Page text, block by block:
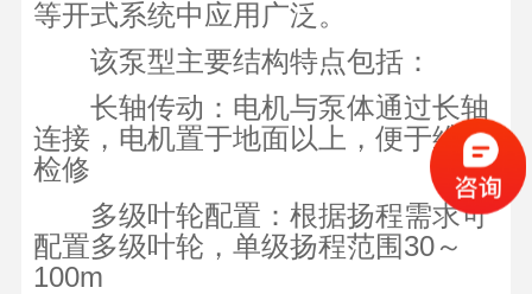
等开式系统中应用广泛。
该泵型主要结构特点包括：
长轴传动：电机与泵体通过长轴
连接，电机置于地面以上，便于维护
检修
多级叶轮配置：根据扬程需求可
配置多级叶轮，单级扬程范围30～
100m